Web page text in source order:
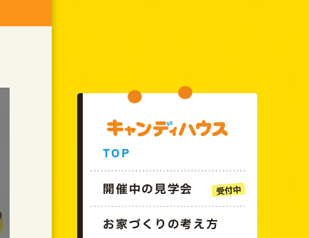
TOP
開催中の見学会
お家づくりの考え方